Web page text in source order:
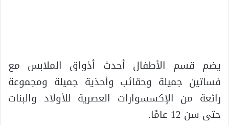
يضم قسم الأطفال أحدث أذواق الملابس مع
فساتين جميلة وحقائب وأحذية جميلة ومجموعة
رائعة من الإكسسوارات العصرية للأولاد والبنات
حتى سن 12 عامًا.